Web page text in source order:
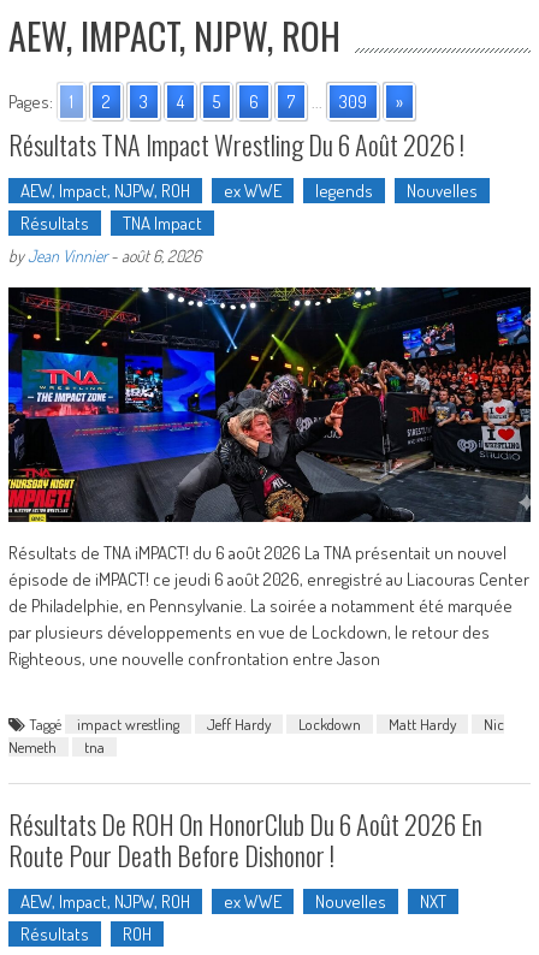
AEW, IMPACT, NJPW, ROH
Pages: 1 2 3 4 5 6 7 ... 309 »
Résultats TNA Impact Wrestling Du 6 Août 2026 !
AEW, Impact, NJPW, ROH ex WWE legends
Nouvelles
Résultats
TNA Impact
byJean Vinnier- août 6, 2026
Résultats de TNA iMPACT! du 6 août 2026 La TNA présentait un nouvel
épisode de iMPACT! ce jeudi 6 août 2026, enregistré au Liacouras Center
de Philadelphie, en Pennsylvanie. La soirée a notamment été marquée
par plusieurs développements en vue de Lockdown, le retour des
Righteous, une nouvelle confrontation entre Jason
Taggé impact wrestling Jeff Hardy Lockdown Matt Hardy
Nic
Nemeth
tna
Résultats De ROH On HonorClub Du 6 Août 2026 En
Route Pour Death Before Dishonor !
AEW, Impact, NJPW, ROH ex WWE Nouvelles
NXT
Résultats
ROH